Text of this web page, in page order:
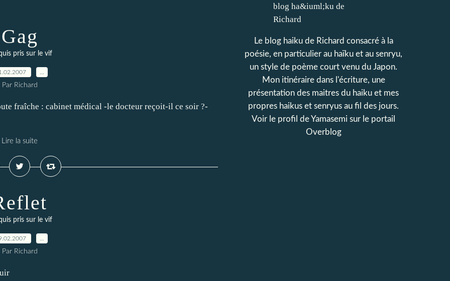
Gag
pris sur le vif
Par Richard
fraîche : cabinet médical -le docteur reçoit-il ce soir ?-
Lire la suite
pris sur le vif
Par Richard
Le blog haiku de Richard consacré à la
poésie, en particulier au haïku et au senryu,
un style de poème court venu du Japon.
Mon itinéraire dans l'écriture, une
présentation des maitres du haiku et mes
propres haikus et senryus au fil des jours.
Voir le profil deYamasemi sur le portail
Overblog